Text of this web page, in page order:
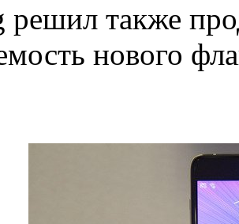
решил также
нового